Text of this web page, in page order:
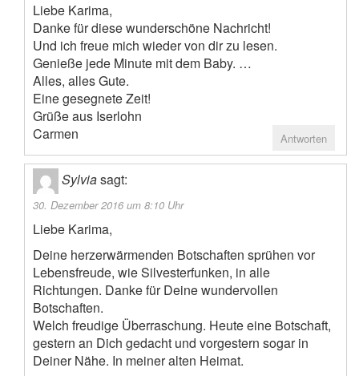
Liebe Karima,
Danke für diese wunderschöne Nachricht!
Und ich freue mich wieder von dir zu lesen.
Genieße jede Minute mit dem Baby. …
Alles, alles Gute.
Eine gesegnete Zeit!
Grüße aus Iserlohn
Carmen
Antworten
Sylviasagt:
30. Dezember 2016 um 8:10 Uhr
Liebe Karima,
Deine herzerwärmenden Botschaften sprühen vor
Lebensfreude, wie Silvesterfunken, in alle
Richtungen. Danke für Deine wundervollen
Botschaften.
Welch freudige Überraschung. Heute eine Botschaft,
gestern an Dich gedacht und vorgestern sogar in
Deiner Nähe. In meiner alten Heimat.